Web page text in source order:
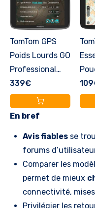
TomTom GPS
Poids Lourds GO
Professional
520 - 5 pouces,
Cartographie
Europe 49,
Smartphone
339€
des
En bref
Avis fiablesse
forums
Comparer les
permet de mieux
connectivité,
Privilégier les